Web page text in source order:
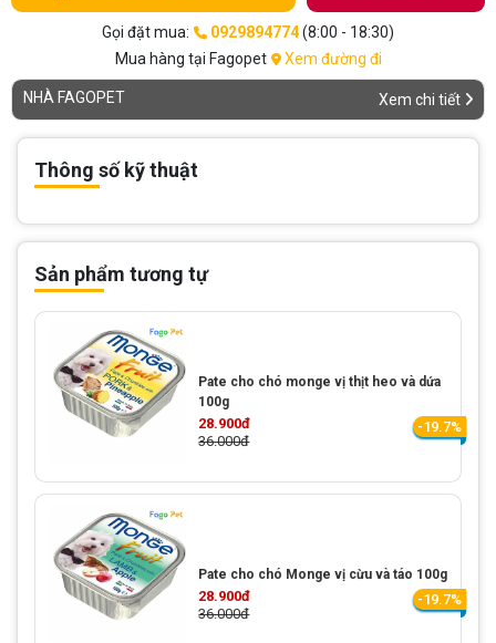
Gọi đặt mua: 0929894774(8:00 - 18:30)
Mua hàng tại Fagopet
Xem đường đi
NHÀ FAGOPET Xem chi tiết
Thông số kỹ thuật
Sản phẩm tương tự
Pate cho chó monge vị thịt heo và dứa
100g
28.900đ
36.000đ
-19.7%
Pate cho chó Monge vị cừu và táo 100g
28.900đ
36.000đ
-19.7%